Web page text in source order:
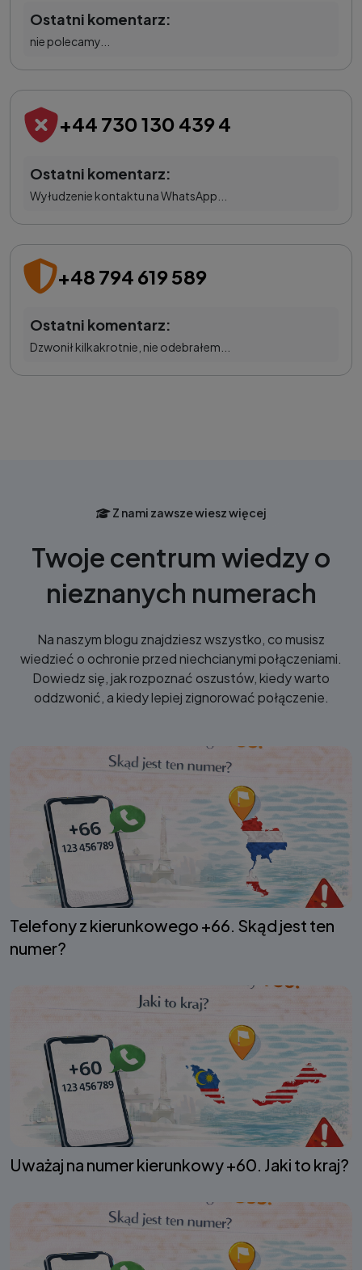
Ostatni komentarz:
nie polecamy...
+44 730 130 439 4
Ostatni komentarz:
Wyłudzenie kontaktu na WhatsApp...
+48 794 619 589
Ostatni komentarz:
Dzwonił kilkakrotnie, nie odebrałem...
Z nami zawsze wiesz więcej
Twoje centrum wiedzy o
nieznanych numerach
Na naszym blogu znajdziesz wszystko, co musisz
wiedzieć o ochronie przed niechcianymi połączeniami.
Dowiedz się, jak rozpoznać oszustów, kiedy warto
oddzwonić, a kiedy lepiej zignorować połączenie.
Telefony z kierunkowego +66. Skąd jest ten
numer?
Uważaj na numer kierunkowy +60. Jaki to kraj?